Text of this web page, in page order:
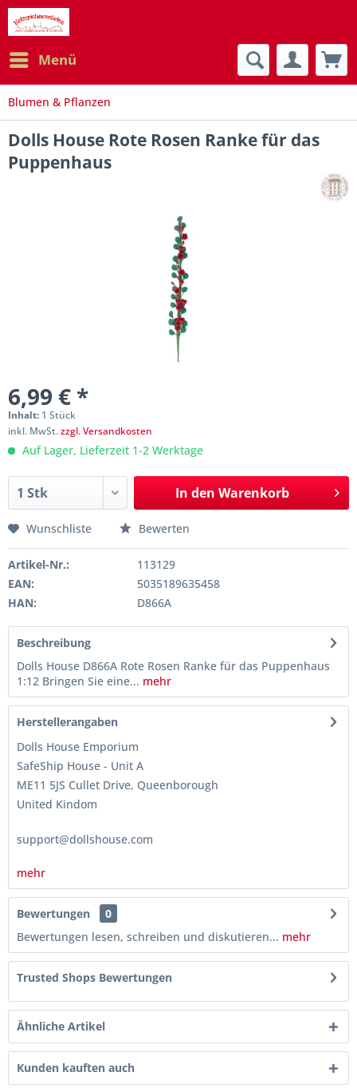
Menü
Blumen & Pflanzen
Dolls House Rote Rosen Ranke für das
Puppenhaus
6,99 € *
Inhalt: 1 Stück
inkl. MwSt.zzgl. Versandkosten
Auf Lager, Lieferzeit 1-2 Werktage
In den Warenkorb
Wunschliste Bewerten
Artikel-Nr.:
113129
EAN:
5035189635458
HAN:
D866A
Beschreibung
Dolls House D866A Rote Rosen Ranke für das Puppenhaus
1:12 Bringen Sie eine... mehr
Herstellerangaben
Dolls House Emporium
SafeShip House - Unit A
ME11 5JS Cullet Drive, Queenborough
United Kindom
support@dollshouse.com
mehr
Bewertungen
0
Bewertungen lesen, schreiben und diskutieren... mehr
Trusted Shops Bewertungen
Ähnliche Artikel
Kunden kauften auch